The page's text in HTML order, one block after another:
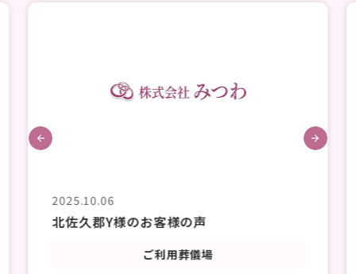
2025.10.06
北佐久郡M様のお客様の声
ご利用葬儀場